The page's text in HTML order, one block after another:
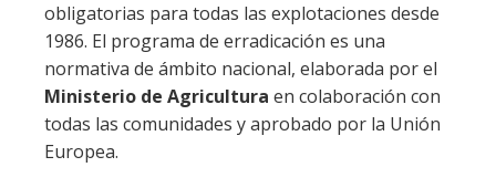
obligatorias para todas las explotaciones desde
1986. El programa de erradicación es una
normativa de ámbito nacional, elaborada por el
Ministerio de Agricultura en colaboración con
todas las comunidades y aprobado por la Unión
Europea.